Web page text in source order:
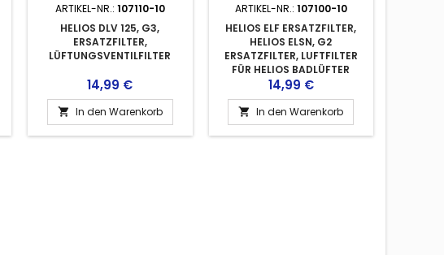
ARTIKEL-NR.: 107110-10
HELIOS DLV 125, G3,
ERSATZFILTER,
LÜFTUNGSVENTILFILTER
Preis
14,99 €
 In den Warenkorb
ARTIKEL-NR.: 107100-10
HELIOS ELF ERSATZFILTER,
HELIOS ELSN, G2
ERSATZFILTER, LUFTFILTER
FÜR HELIOS BADLÜFTER
Preis
14,99 €
 In den Warenkorb